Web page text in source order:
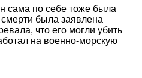
сама по себе тоже была
смерти была заявлена
что его могли убить
на военно-морскую